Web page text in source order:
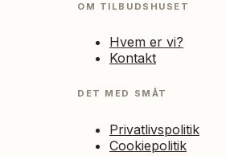
OM TILBUDSHUSET
Hvem er vi?
Kontakt
DET MED SMÅT
Privatlivspolitik
Cookiepolitik